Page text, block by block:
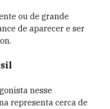
ou de grande
de aparecer e ser
nesse
representa cerca de